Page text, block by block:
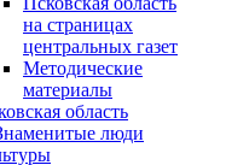
на страницах
центральных газет
Методические
материалы
область